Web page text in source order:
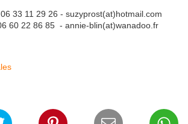
33 11 29 26 - suzyprost(at)hotmail.com
60 22 86 85 - annie-blin(at)wanadoo.fr